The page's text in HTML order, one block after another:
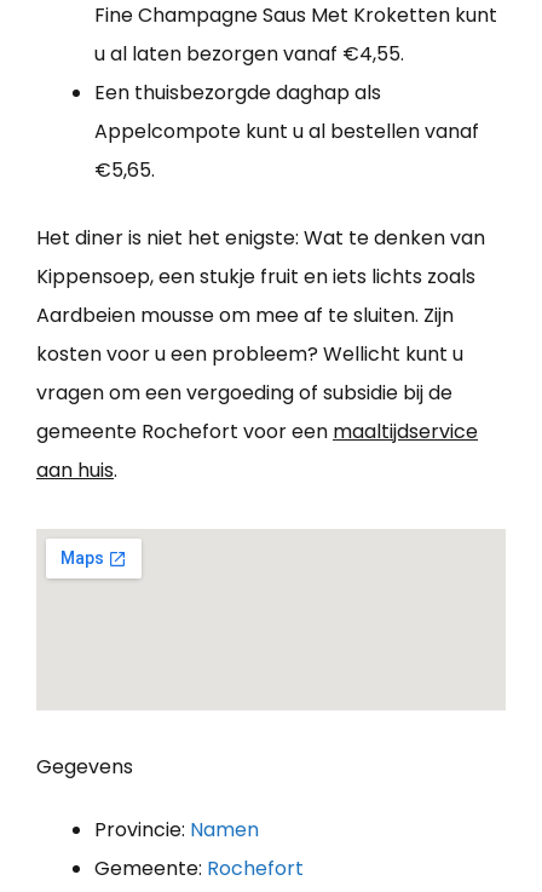
Fine Champagne Saus Met Kroketten kunt
u al laten bezorgen vanaf €4,55.
Een thuisbezorgde daghap als
Appelcompote kunt u al bestellen vanaf
€5,65.
Het diner is niet het enigste: Wat te denken van
Kippensoep, een stukje fruit en iets lichts zoals
Aardbeien mousse om mee af te sluiten. Zijn
kosten voor u een probleem? Wellicht kunt u
vragen om een vergoeding of subsidie bij de
gemeente Rochefort voor een maaltijdservice
aan huis.
Gegevens
Provincie: Namen
Gemeente: Rochefort